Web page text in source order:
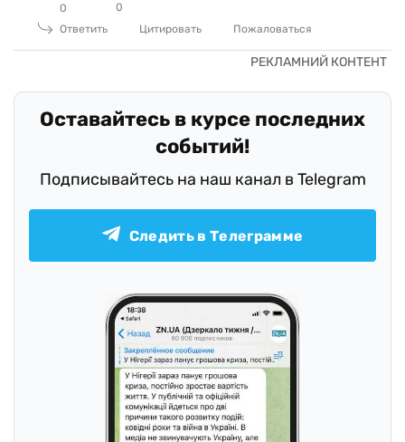
0
0
Ответить
Цитировать Пожаловаться
Оставайтесь в курсе последних
событий!
Подписывайтесь на наш канал в Telegram
Следить в Телеграмме